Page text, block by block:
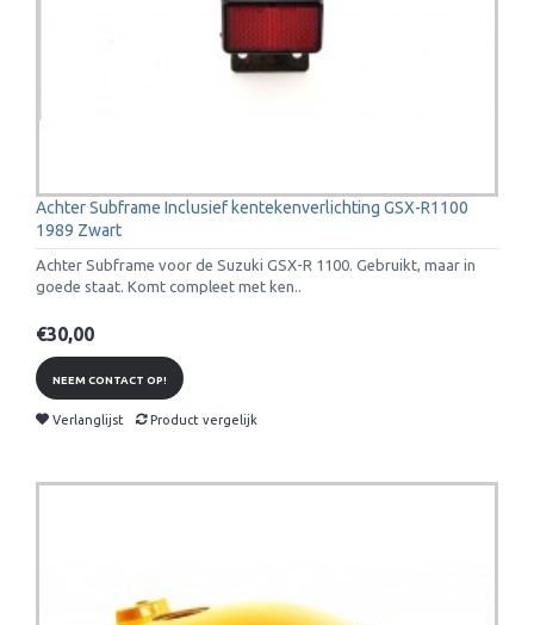
Achter Subframe Inclusief kentekenverlichting GSX-R1100
1989 Zwart
Achter Subframe voor de Suzuki GSX-R 1100. Gebruikt, maar in
goede staat. Komt compleet met ken..
€30,00
NEEM CONTACT OP!
Verlanglijst Product vergelijk